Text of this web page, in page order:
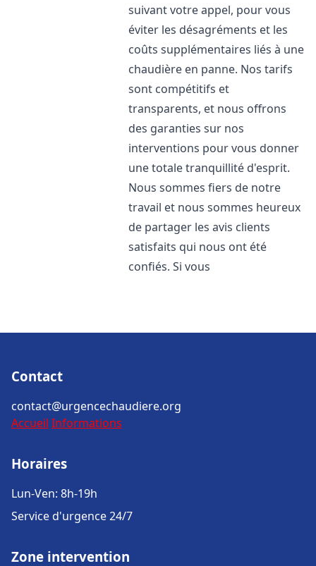
suivant votre appel, pour vous
éviter les désagréments et les
coûts supplémentaires liés à une
chaudière en panne. Nos tarifs
sont compétitifs et
transparents, et nous offrons
des garanties sur nos
interventions pour vous donner
une totale tranquillité d'esprit.
Nous sommes fiers de notre
travail et nous sommes heureux
de partager les avis clients
satisfaits qui nous ont été
confiés. Si vous
Contact
contact@urgencechaudiere.org
Accueil Informations
Horaires
Lun-Ven: 8h-19h
Service d'urgence 24/7
Zone intervention